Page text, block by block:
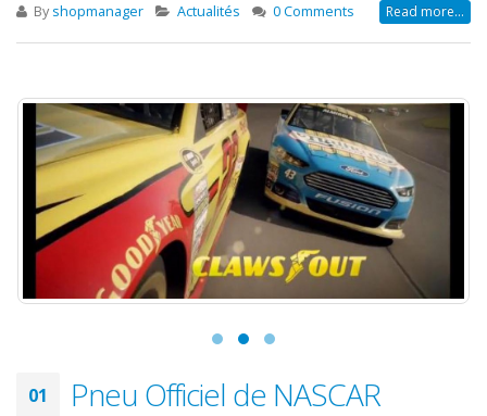
By shopmanager Actualités 0 Comments Read more...
01 Pneu Officiel de NASCAR